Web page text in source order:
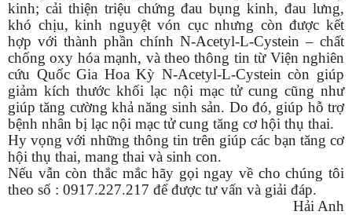
kinh; cải thiện triệu chứng đau bụng kinh, đau lưng,
khó chịu, kinh nguyệt vón cục nhưng còn được kết
hợp với thành phần chính N-Acetyl-L-Cystein – chất
chống oxy hóa mạnh, và theo thông tin từ Viện nghiên
cứu Quốc Gia Hoa Kỳ N-Acetyl-L-Cystein còn giúp
giảm kích thước khối lạc nội mạc tử cung cũng như
giúp tăng cường khả năng sinh sản. Do đó, giúp hỗ trợ
bệnh nhân bị lạc nội mạc tử cung tăng cơ hội thụ thai.
Hy vọng với những thông tin trên giúp các bạn tăng cơ
hội thụ thai, mang thai và sinh con.
Nếu vẫn còn thắc mắc hãy gọi ngay về cho chúng tôi
theo số : 0917.227.217 để được tư vấn và giải đáp.
Hải Anh